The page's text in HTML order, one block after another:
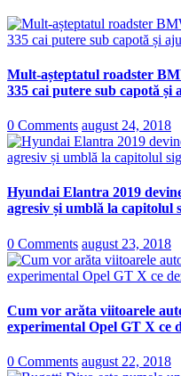
Mult-așteptatul roadster
335 cai putere sub capotă și
0 Comments august 24, 2018
Hyundai Elantra 2019
agresiv și umblă la capitolul
0 Comments august 23, 2018
Cum vor arăta viitoarele
experimental Opel GT X ce
0 Comments august 22, 2018